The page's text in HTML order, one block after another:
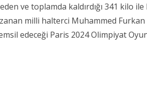
ve toplamda kaldırdığı 341 kilo
milli halterci Muhammed
edeceği Paris 2024 Olimpiyat